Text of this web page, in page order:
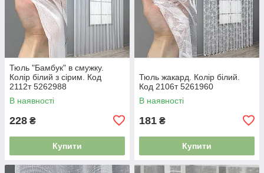
Тюль "Бамбук" в смужку.
Колір білий з сірим. Код
2112т 5262988
В наявності
228 ₴
Купити
Тюль жакард. Колір білий.
Код 2106т 5261960
В наявності
181 ₴
Купити